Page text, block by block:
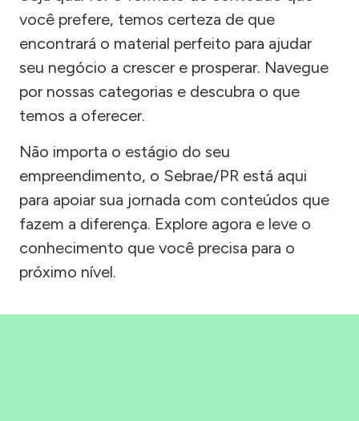
você prefere, temos certeza de que
encontrará o material perfeito para ajudar
seu negócio a crescer e prosperar. Navegue
por nossas categorias e descubra o que
temos a oferecer.
Não importa o estágio do seu
empreendimento, o Sebrae/PR está aqui
para apoiar sua jornada com conteúdos que
fazem a diferença. Explore agora e leve o
conhecimento que você precisa para o
próximo nível.